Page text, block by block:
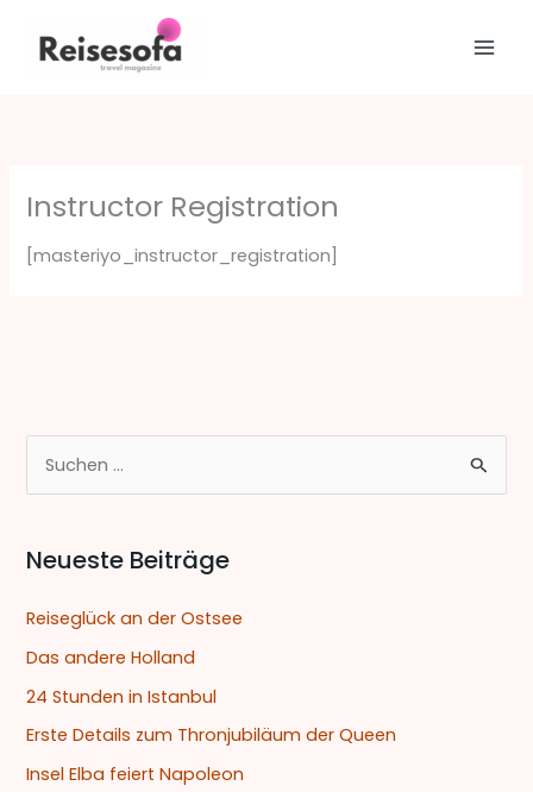
Inhalt
Instructor Registration
[masteriyo_instructor_registration]
u
h
a
c
h
Neueste Beiträge
Reiseglück an der Ostsee
Das andere Holland
24 Stunden in Istanbul
Erste Details zum Thronjubiläum der Queen
Insel Elba feiert Napoleon